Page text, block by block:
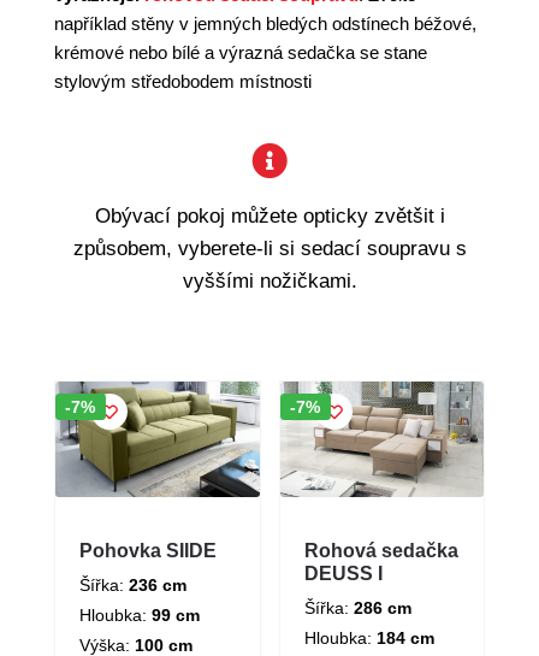
například stěny v jemných bledých odstínech béžové,
krémové nebo bílé a výrazná sedačka se stane
stylovým středobodem místnosti
Obývací pokoj můžete opticky zvětšit i
způsobem, vyberete-li si sedací soupravu s
vyššími nožičkami.
Sleva!
-7%
Pohovka SIIDE
Šířka: 236 cm
Hloubka: 99 cm
Výška: 100 cm
Sleva!
-7%
Rohová sedačka
DEUSS I
Šířka: 286 cm
Hloubka: 184 cm